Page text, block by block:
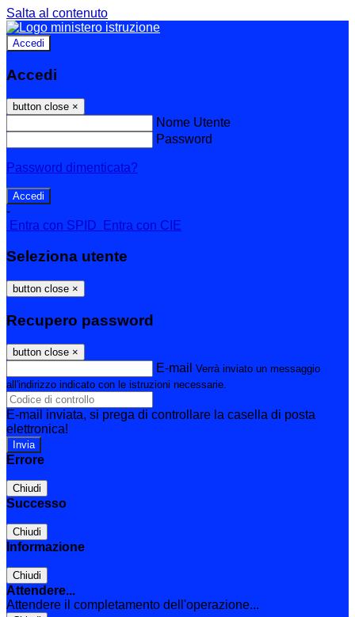
Salta al contenuto
Accedi
Accedi
button close ×
Nome Utente
Password
Password dimenticata?
-
Entra con SPID
Entra con CIE
Seleziona utente
button close ×
Recupero password
button close ×
E-mail Verrà inviato un messaggio
all'indirizzo indicato con le istruzioni necessarie.
E-mail inviata, si prega di controllare la casella di posta
elettronica!
Errore
Chiudi
Successo
Chiudi
Informazione
Chiudi
Attendere...
Attendere il completamento dell'operazione...